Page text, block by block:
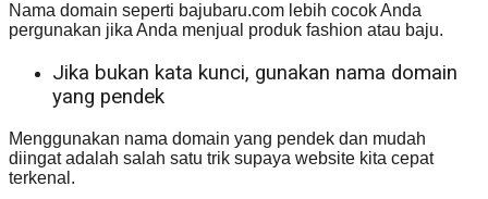
Nama domain seperti bajubaru.com lebih cocok Anda
pergunakan jika Anda menjual produk fashion atau baju.
Jika bukan kata kunci, gunakan nama domain
yang pendek
Menggunakan nama domain yang pendek dan mudah
diingat adalah salah satu trik supaya website kita cepat
terkenal.